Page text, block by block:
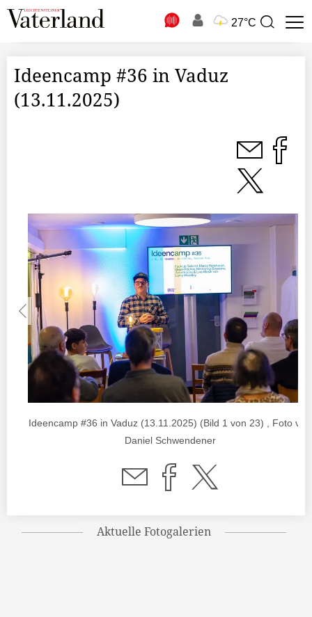
27°C
Suchbegriff
Ideencamp #36 in Vaduz
(13.11.2025)
Ideencamp #36 in Vaduz (13.11.2025) (Bild 1 von 23) , Foto von
Daniel Schwendener
Aktuelle Fotogalerien